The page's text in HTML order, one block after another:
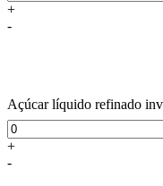
+
-
Açúcar líquido refinado
+
-